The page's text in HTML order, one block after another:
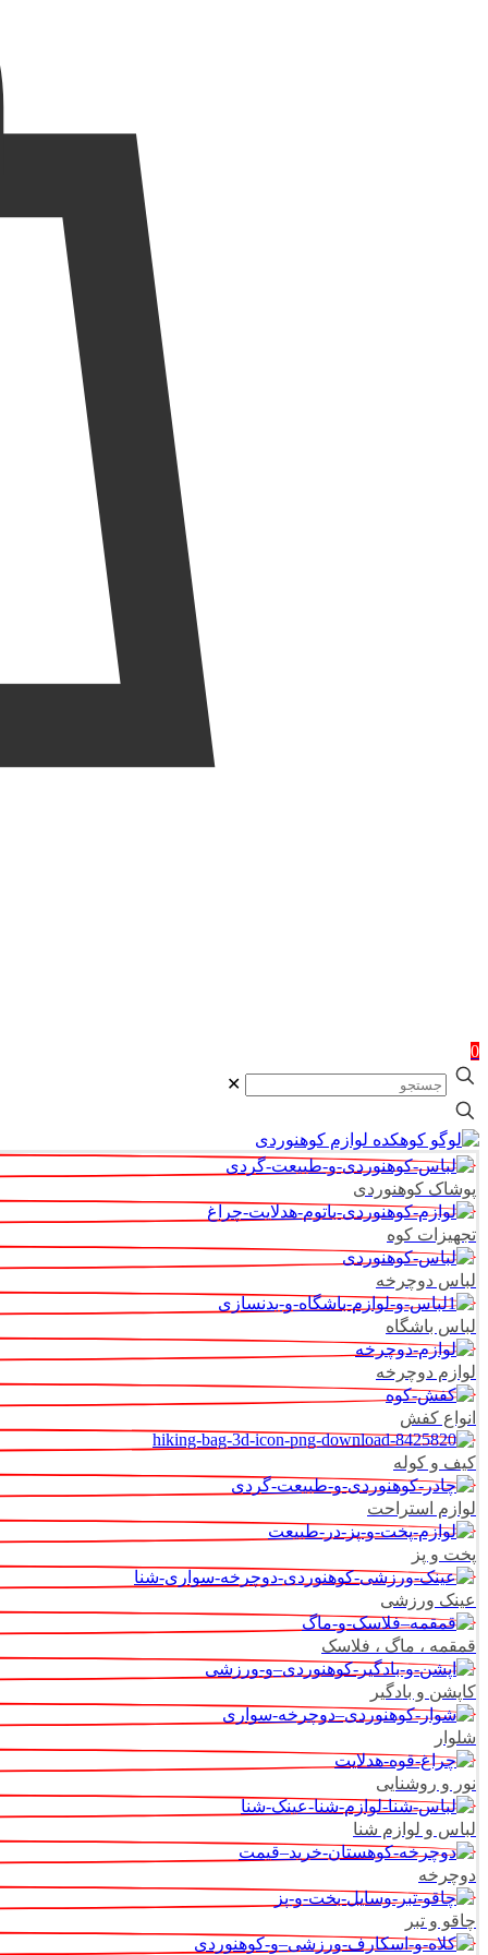
0
✕
پوشاک کوهنوردی
تجهیزات کوه
لباس دوچرخه
لباس باشگاه
لوازم دوچرخه
انواع کفش
کیف و کوله
لوازم استراحت
پخت و پز
عینک ورزشی
قمقمه ، ماگ ، فلاسک
کاپشن و بادگیر
شلوار
نور و روشنایی
لباس و لوازم شنا
دوچرخه
چاقو و تبر